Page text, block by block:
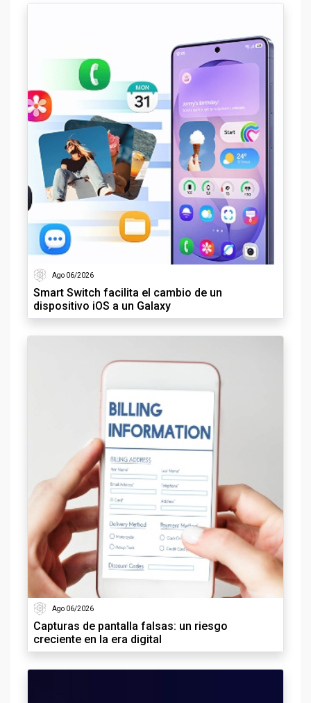
Ago 06/2026
Smart Switch facilita el cambio de un
dispositivo iOS a un Galaxy
Ago 06/2026
Capturas de pantalla falsas: un riesgo
creciente en la era digital